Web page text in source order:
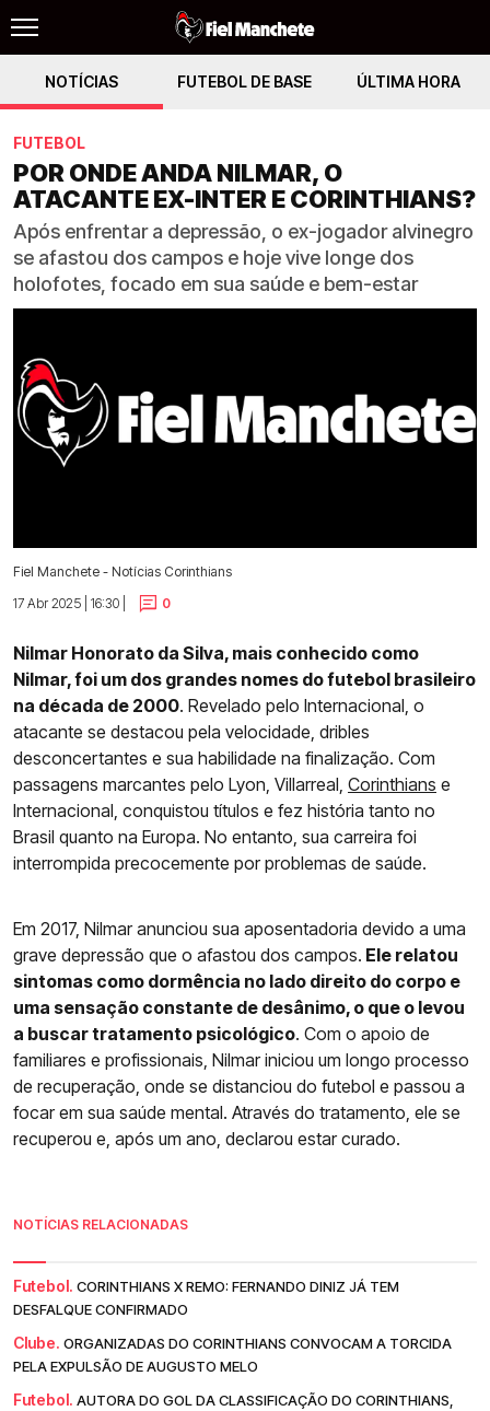
NOTÍCIAS FUTEBOL DE BASE ÚLTIMA HORA
FUTEBOL
POR ONDE ANDA NILMAR, O
ATACANTE EX-INTER E CORINTHIANS?
Após enfrentar a depressão, o ex-jogador alvinegro
se afastou dos campos e hoje vive longe dos
holofotes, focado em sua saúde e bem-estar
Fiel Manchete - Notícias Corinthians
17 Abr 2025 | 16:30 |
0
Nilmar Honorato da Silva, mais conhecido como
Nilmar, foi um dos grandes nomes do futebol brasileiro
na década de 2000. Revelado pelo Internacional, o
atacante se destacou pela velocidade, dribles
desconcertantes e sua habilidade na finalização. Com
passagens marcantes pelo Lyon, Villarreal, Corinthians e
Internacional, conquistou títulos e fez história tanto no
Brasil quanto na Europa. No entanto, sua carreira foi
interrompida precocemente por problemas de saúde.
Em 2017, Nilmar anunciou sua aposentadoria devido a uma
grave depressão que o afastou dos campos. Ele relatou
sintomas como dormência no lado direito do corpo e
uma sensação constante de desânimo, o que o levou
a buscar tratamento psicológico. Com o apoio de
familiares e profissionais, Nilmar iniciou um longo processo
de recuperação, onde se distanciou do futebol e passou a
focar em sua saúde mental. Através do tratamento, ele se
recuperou e, após um ano, declarou estar curado.
NOTÍCIAS RELACIONADAS
Futebol. CORINTHIANS X REMO: FERNANDO DINIZ JÁ TEM
DESFALQUE CONFIRMADO
Clube. ORGANIZADAS DO CORINTHIANS CONVOCAM A TORCIDA
PELA EXPULSÃO DE AUGUSTO MELO
Futebol. AUTORA DO GOL DA CLASSIFICAÇÃO DO CORINTHIANS,